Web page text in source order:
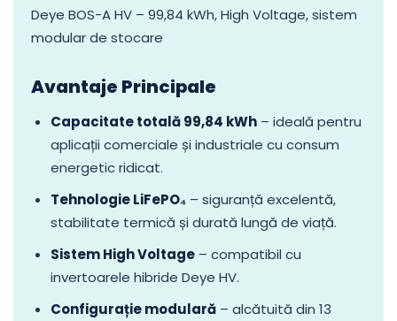
Deye BOS-A HV – 99,84 kWh, High Voltage, sistem
modular de stocare
Avantaje Principale
Capacitate totală 99,84 kWh – ideală pentru
aplicații comerciale și industriale cu consum
energetic ridicat.
Tehnologie LiFePO₄ – siguranță excelentă,
stabilitate termică și durată lungă de viață.
Sistem High Voltage – compatibil cu
invertoarele hibride Deye HV.
Configurație modulară – alcătuită din 13